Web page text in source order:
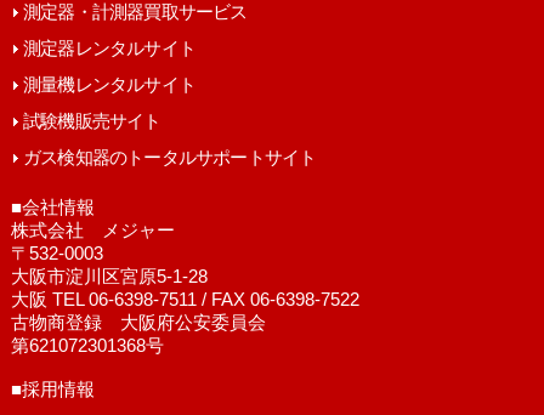
測定器・計測器買取サービス
測定器レンタルサイト
測量機レンタルサイト
試験機販売サイト
ガス検知器のトータルサポートサイト
■会社情報
株式会社 メジャー
〒532-0003
大阪市淀川区宮原5-1-28
大阪 TEL 06-6398-7511 / FAX 06-6398-7522
古物商登録 大阪府公安委員会
第621072301368号
■採用情報